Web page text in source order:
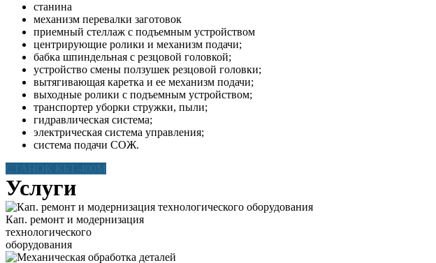
станина
механизм перевалки заготовок
приемный стеллаж с подъемным устройством
центрирующие ролики и механизм подачи;
бабка шпиндельная с резцовой головкой;
устройство смены ползушек резцовой головки;
вытягивающая каретка и ее механизм подачи;
выходные ролики с подъемным устройством;
транспортер уборки стружки, пыли;
гидравлическая система;
электрическая система управления;
система подачи СОЖ.
СТАНОК КБТ-400М
Услуги
Кап. ремонт и модернизация
технологического
оборудования